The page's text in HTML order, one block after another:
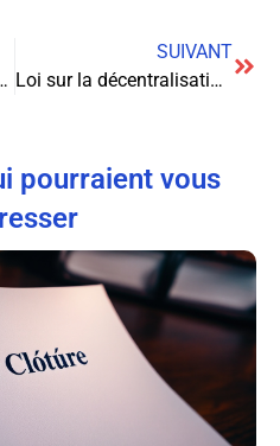
commerciales illicites
SUIVANT
Loi sur la décentralisation (1982)
pourraient vous